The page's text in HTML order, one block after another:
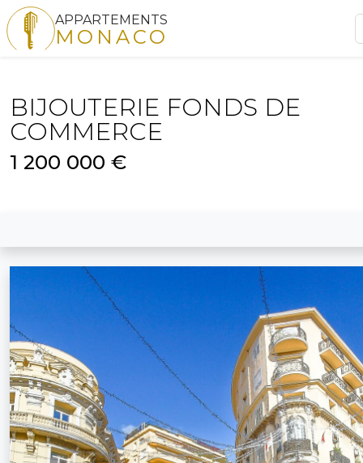
APPARTEMENTS
MONACO
BIJOUTERIE FONDS DE
COMMERCE
1 200 000 €